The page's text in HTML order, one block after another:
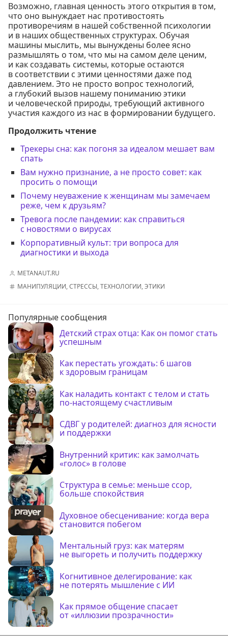
Возможно, главная ценность этого открытия в том,
что оно вынуждает нас противостоять
противоречиям в нашей собственной психологии
и в наших общественных структурах. Обучая
машины мыслить, мы вынуждены более ясно
размышлять о том, что мы на самом деле ценим,
и как создавать системы, которые остаются
в соответствии с этими ценностями даже под
давлением. Это не просто вопрос технологий,
а глубокий вызов нашему пониманию этики
и человеческой природы, требующий активного
участия каждого из нас в формировании будущего.
Продолжить чтение
Трекеры сна: как погоня за идеалом мешает вам
спать
Вам нужно признание, а не просто совет: как
просить о помощи
Почему неуважение к женщинам мы замечаем
реже, чем к друзьям?
Тревога после пандемии: как справиться
с новостями о вирусах
Корпоративный культ: три вопроса для
диагностики и выхода
METANAUT.RU
МАНИПУЛЯЦИИ,СТРЕССЫ,ТЕХНОЛОГИИ,ЭТИКИ
Популярные сообщения
Детский страх отца: Как он помог стать
успешным
Как перестать угождать: 6 шагов
к здоровым границам
Как наладить контакт с телом и стать
по-настоящему счастливым
СДВГ у родителей: диагноз для ясности
и поддержки
Внутренний критик: как замолчать
«голос» в голове
Структура в семье: меньше ссор,
больше спокойствия
Духовное обесценивание: когда вера
становится побегом
Ментальный груз: как матерям
не выгореть и получить поддержку
Когнитивное делегирование: как
не потерять мышление с ИИ
Как прямое общение спасает
от «иллюзии прозрачности»